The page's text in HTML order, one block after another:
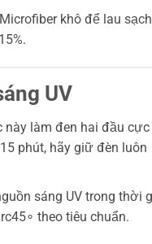
khô để lau sạch
UV
này làm đen hai đầu cực
phút, hãy giữ đèn luôn
sáng UV trong thời
45∘ theo tiêu chuẩn.